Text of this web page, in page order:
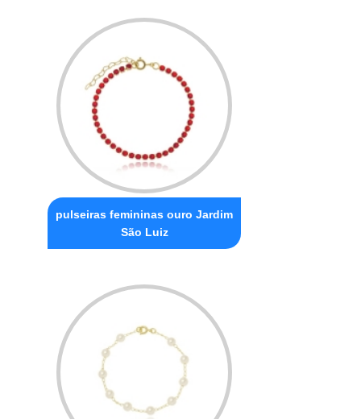
pulseiras femininas ouro Jardim
São Luiz